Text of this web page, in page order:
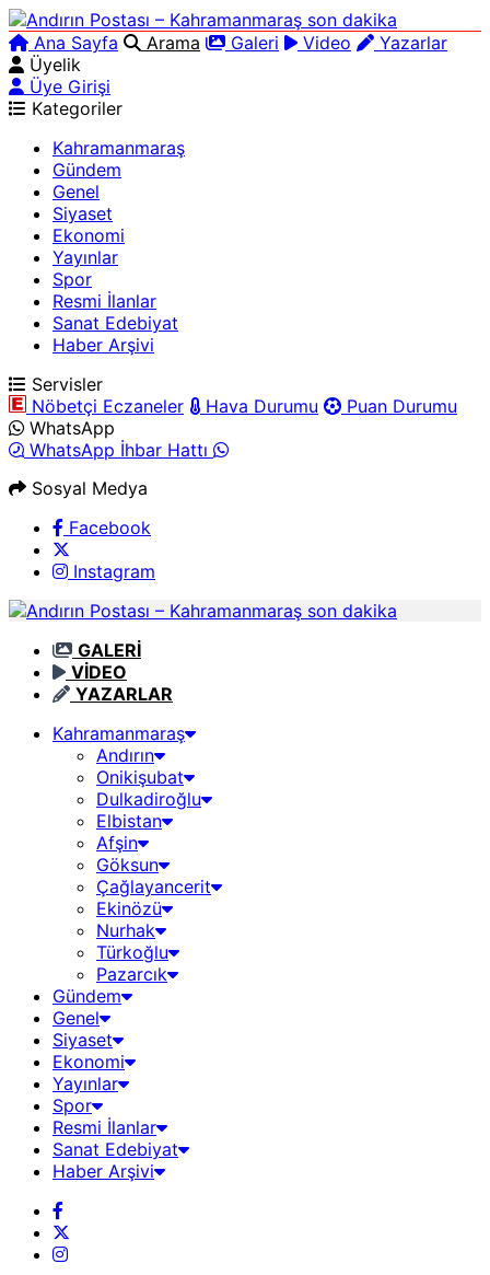
Ana Sayfa Arama Galeri Video
Yazarlar
Üyelik
Üye Girişi
Kategoriler
Kahramanmaraş
Gündem
Genel
Siyaset
Ekonomi
Yayınlar
Spor
Resmi İlanlar
Sanat Edebiyat
Haber Arşivi
Servisler
Nöbetçi Eczaneler
Hava Durumu
Puan Durumu
WhatsApp
WhatsApp İhbar Hattı
Sosyal Medya
Facebook
Instagram
GALERİ
VİDEO
YAZARLAR
Kahramanmaraş
Andırın
Onikişubat
Dulkadiroğlu
Elbistan
Afşin
Göksun
Çağlayancerit
Ekinözü
Nurhak
Türkoğlu
Pazarcık
Gündem
Genel
Siyaset
Ekonomi
Yayınlar
Spor
Resmi İlanlar
Sanat Edebiyat
Haber Arşivi